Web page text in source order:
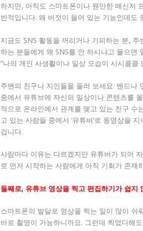
하지만, 아직도 스마트폰이나 웬만한 메신저
반적입니다. 왜 버젓이 들어 있는 기능인데도
지금도 SNS 활동을 꺼리거나 기피하는 분,
하는 분들에게 왜 SNS를 안 하시냐고 물으면
“나의 개인 사생활이나 일상 모습이 시시콜
주변의 친구나 지인들을 둘러 보세요. 밴드
중에서 유튜브에 자신의 일상이나 콘텐츠를
적으로 온라인에서 관계를 맺고 있는 친구
고 있는 사람들 중에서 ‘유튜버’로 동영상을
겁니다.
사람마다 이유는 다르겠지만 유튜버가 되어
로 먼저 시작하는 사람에게 아직 기회가 존재
둘째로, 유튜브 영상을 찍고 편집하기가 쉽지
스마트폰의 발달로 영상을 찍는 일이 많이
바로 촬영이 가능하니까요. 그런데 찍었다해